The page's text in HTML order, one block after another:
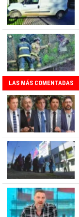
LAS MÁS COMENTADAS